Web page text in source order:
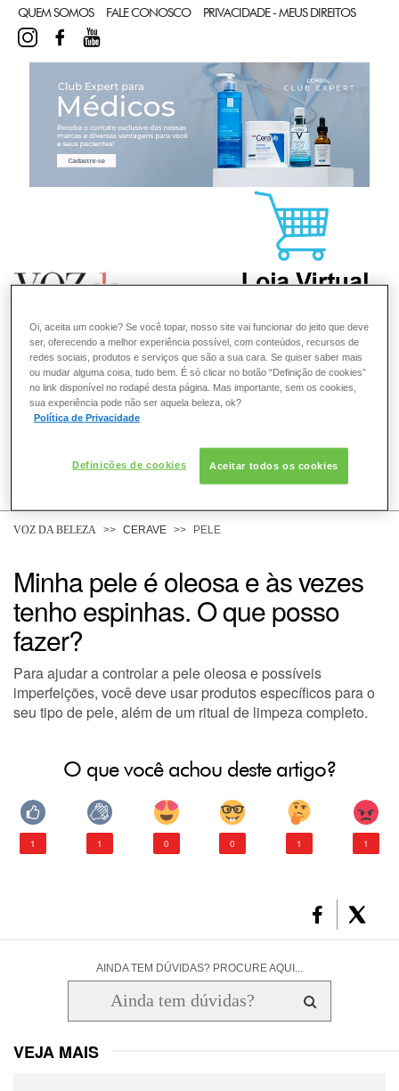
QUEM SOMOS FALE CONOSCO PRIVACIDADE - MEUS DIREITOS
INSTAGRAMFACEBOOK
PELE
DERMACLUB
VOZ DA BELEZA CERAVE PELE
Minha pele é oleosa e às vezes
tenho espinhas. O que posso
fazer?
Para ajudar a controlar a pele oleosa e possíveis
imperfeições, você deve usar produtos específicos para o
seu tipo de pele, além de um ritual de limpeza completo.
O que você achou deste artigo?
1 1 0 0 1 1
AINDA TEM DÚVIDAS? PROCURE AQUI...
VEJA MAIS
Oi, aceita um cookie? Se você topar, nosso site vai funcionar do jeito que deve
ser, oferecendo a melhor experiência possível, com conteúdos, recursos de
redes sociais, produtos e serviços que são a sua cara. Se quiser saber mais
ou mudar alguma coisa, tudo bem. É só clicar no botão “Definição de cookies”
no link disponível no rodapé desta página. Mas importante, sem os cookies,
sua experiência pode não ser aquela beleza, ok?
Política de Privacidade
Definições de cookies Aceitar todos os cookies